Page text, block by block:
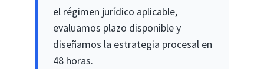
el régimen jurídico aplicable,
evaluamos plazo disponible y
diseñamos la estrategia procesal en
48 horas.